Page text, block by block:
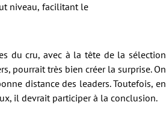
niveau, facilitant le
du cru, avec à la tête de la sélection
pourrait très bien créer la surprise. On
distance des leaders. Toutefois, en
il devrait participer à la conclusion.